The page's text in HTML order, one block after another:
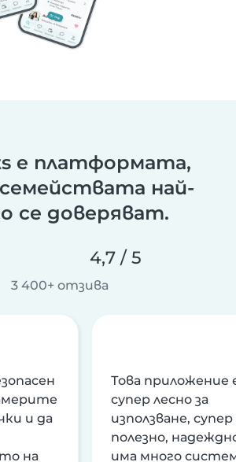
е платформата,
най-
се доверяват.
4,7 / 5
3 400+ отзива
и да
на
Това приложение
супер лесно за
използване, супер
полезно,
има много